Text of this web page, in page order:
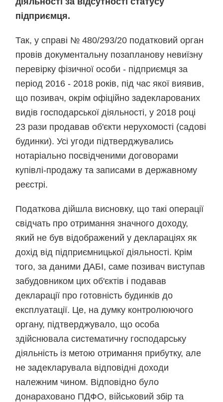
підприємця.
Так, у справі № 480/293/20 податковий орган
провів документальну позапланову невиїзну
перевірку фізичної особи - підприємця за
період 2016 - 2018 років, під час якої виявив,
що позивач, окрім офіційно задекларованих
видів господарської діяльності, у 2018 році
23 рази продавав об'єкти нерухомості (садові
будинки). Усі угоди підтверджувались
нотаріально посвідченими договорами
купівлі-продажу та записами в державному
реєстрі.
Податкова дійшла висновку, що такі операції
свідчать про отримання значного доходу,
який не був відображений у деклараціях як
дохід від підприємницької діяльності. Крім
того, за даними ДАБІ, саме позивач виступав
забудовником цих об'єктів і подавав
декларації про готовність будинків до
експлуатації. Це, на думку контролюючого
органу, підтверджувало, що особа
здійснювала систематичну господарську
діяльність із метою отримання прибутку, але
не задекларувала відповідні доходи
належним чином. Відповідно було
донараховано ПДФО, військовий збір та